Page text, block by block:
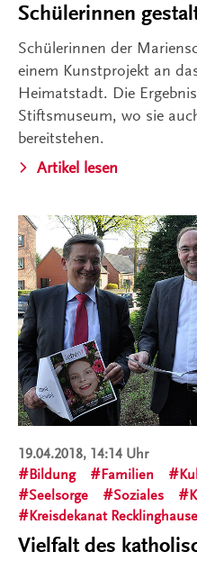
Schülerinnen
Schülerinnen der
einem Kunstprojekt an
Heimatstadt. Die
Stiftsmuseum, wo sie
bereitstehen.
Artikel lesen
19.04.2018, 14:14 Uhr
Bildung
Familien
Seelsorge
Soziales
Kreisdekanat
Vielfalt des